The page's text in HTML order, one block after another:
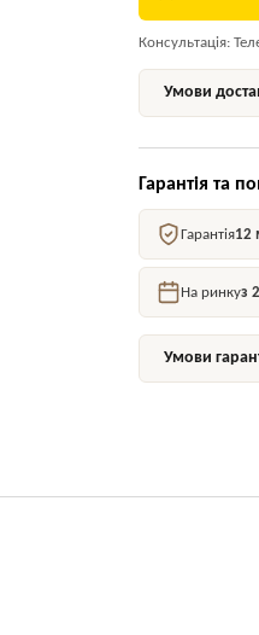
Консультація:
Умови
Гарантія та
Гарантія12
На ринкуз
Умови